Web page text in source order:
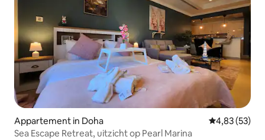
Appartement in Doha Gemiddelde
4,83 (53)
Sea Escape Retreat, uitzicht op Pearl Marina